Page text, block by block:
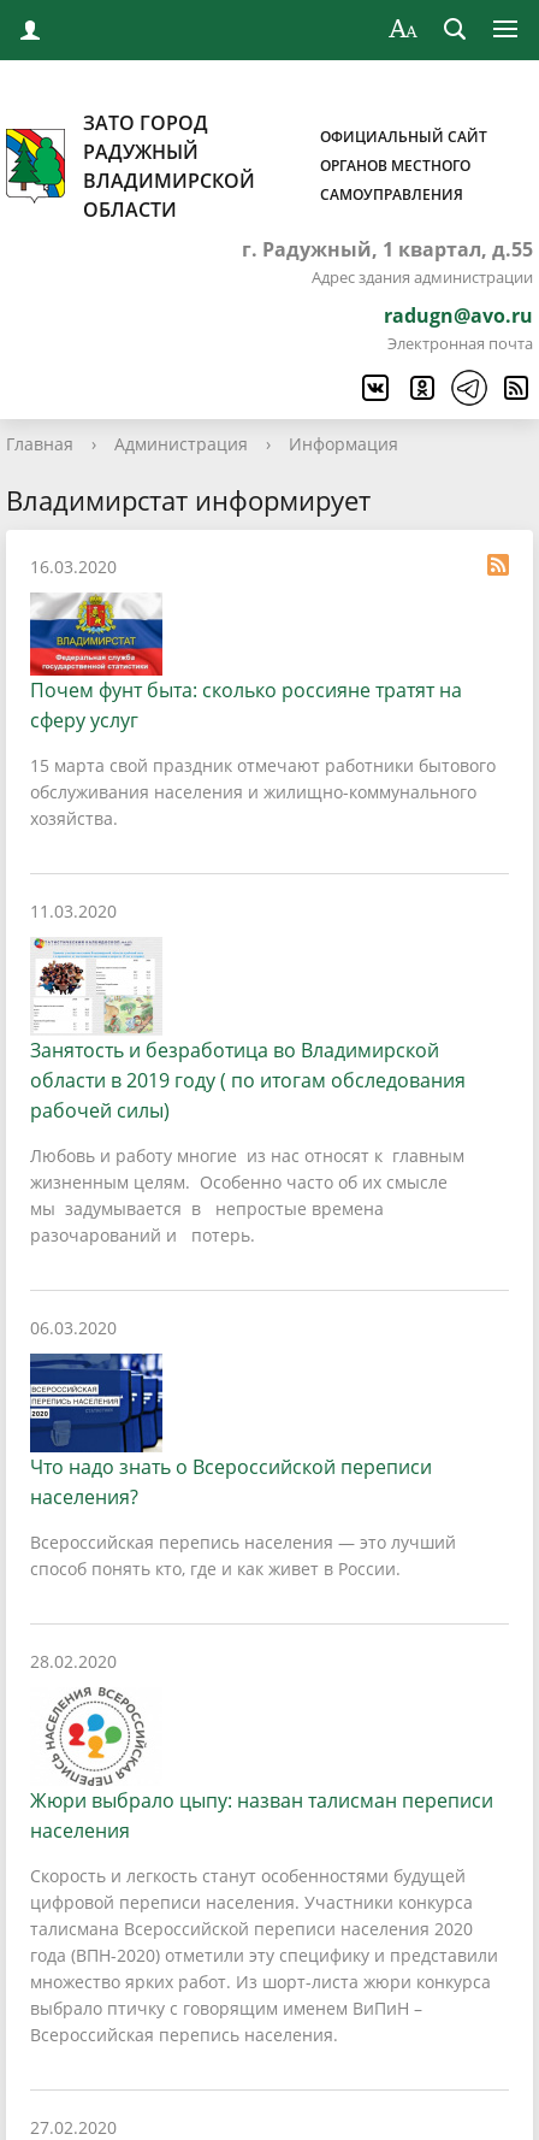
ЗАТО ГОРОД
РАДУЖНЫЙ
ВЛАДИМИРСКОЙ
ОБЛАСТИ
ОФИЦИАЛЬНЫЙ САЙТ
ОРГАНОВ МЕСТНОГО
САМОУПРАВЛЕНИЯ
г. Радужный, 1 квартал, д.55
Адрес здания администрации
radugn@avo.ru
Электронная почта
Главная › Администрация › Информация
Владимирстат информирует
16.03.2020
Почем фунт быта: сколько россияне тратят на
сферу услуг
15 марта свой праздник отмечают работники бытового
обслуживания населения и жилищно-коммунального
хозяйства.
11.03.2020
Занятость и безработица во Владимирской
области в 2019 году ( по итогам обследования
рабочей силы)
Любовь и работу многие из нас относят к главным
жизненным целям. Особенно часто об их смысле
мы задумывается в непростые времена
разочарований и потерь.
06.03.2020
Что надо знать о Всероссийской переписи
населения?
Всероссийская перепись населения — это лучший
способ понять кто, где и как живет в России.
28.02.2020
Жюри выбрало цыпу: назван талисман переписи
населения
Скорость и легкость станут особенностями будущей
цифровой переписи населения. Участники конкурса
талисмана Всероссийской переписи населения 2020
года (ВПН-2020) отметили эту специфику и представили
множество ярких работ. Из шорт-листа жюри конкурса
выбрало птичку с говорящим именем ВиПиН –
Всероссийская перепись населения.
27.02.2020